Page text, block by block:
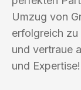
Umzug von
erfolgreich
und vertraue
und Expertise!